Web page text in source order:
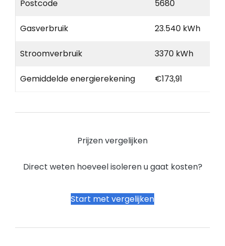
Postcode 5680
Gasverbruik 23.540 kWh
Stroomverbruik 3370 kWh
Gemiddelde energierekening €173,91
Prijzen vergelijken
Direct weten hoeveel isoleren u gaat kosten?
Start met vergelijken